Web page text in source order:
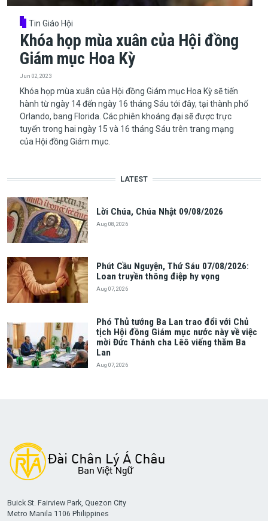
Tin Giáo Hội
Khóa họp mùa xuân của Hội đồng
Giám mục Hoa Kỳ
Jun 02, 2023
Khóa họp mùa xuân của Hội đồng Giám mục Hoa Kỳ sẽ tiến
hành từ ngày 14 đến ngày 16 tháng Sáu tới đây, tại thành phố
Orlando, bang Florida. Các phiên khoáng đại sẽ được trực
tuyến trong hai ngày 15 và 16 tháng Sáu trên trang mạng
của Hội đồng Giám mục.
LATEST
Lời Chúa, Chúa Nhật 09/08/2026
Aug 08, 2026
Phút Cầu Nguyện, Thứ Sáu 07/08/2026:
Loan truyền thông điệp hy vọng
Aug 07, 2026
Phó Thủ tướng Ba Lan trao đổi với Chủ
tịch Hội đồng Giám mục nước này về việc
mời Đức Thánh cha Lêô viếng thăm Ba
Lan
Aug 07, 2026
Buick St. Fairview Park, Quezon City
Metro Manila 1106 Philippines